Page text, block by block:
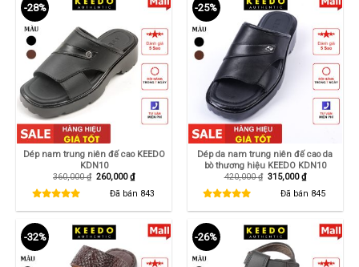
-28%
Dép nam trung niên đế cao KEEDO
KDN10
360,000₫ Giá
260,000₫Giá
hiện
tại
Đã bán 843
-25%
Dép da nam trung niên đế cao da
bò thương hiệu KEEDO KDN10
420,000₫ Giá
315,000₫Giá
hiện
tại
Đã bán 845
-32% -26%